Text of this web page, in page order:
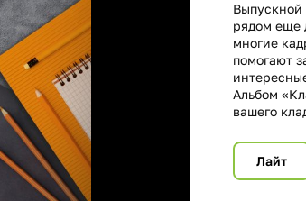
Выпускной
рядом еще
многие
помогают
Альбом
вашего
Лайт